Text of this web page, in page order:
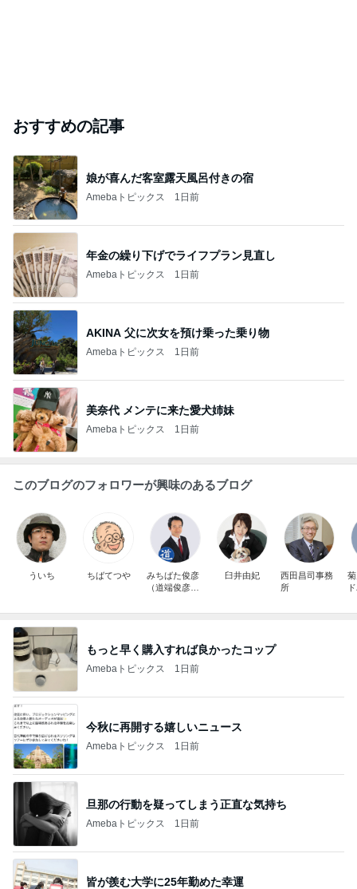
おすすめの記事
娘が喜んだ客室露天風呂付きの宿
Amebaトピックス 1日前
年金の繰り下げでライフプラン見直し
Amebaトピックス 1日前
AKINA 父に次女を預け乗った乗り物
Amebaトピックス 1日前
美奈代 メンテに来た愛犬姉妹
Amebaトピックス 1日前
このブログのフォロワーが興味のあるブログ
ういち ちばてつや
みちばた俊彦
（道端俊彦）
好調！
臼井由妃
西田昌司事務
所
もっと早く購入すれば良かったコップ
Amebaトピックス 1日前
今秋に再開する嬉しいニュース
Amebaトピックス 1日前
旦那の行動を疑ってしまう正直な気持ち
Amebaトピックス 1日前
皆が羨む大学に25年勤めた幸運